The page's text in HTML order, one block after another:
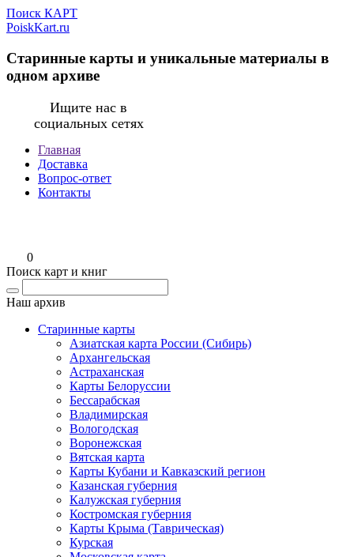
Поиск КАРТ
PoiskKart.ru
Старинные карты и уникальные материалы в
одном архиве
Ищите нас в
социальных сетях
Главная
Доставка
Вопрос-ответ
Контакты
0
Поиск карт и книг
Наш архив
Старинные карты
Азиатская карта России (Сибирь)
Архангельская
Астраханская
Карты Белоруссии
Бессарабская
Владимирская
Вологодская
Воронежская
Вятская карта
Карты Кубани и Кавказский регион
Казанская губерния
Калужская губерния
Костромская губерния
Карты Крыма (Таврическая)
Курская